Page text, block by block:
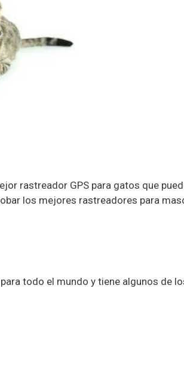
rastreador GPS para gatos que
los mejores rastreadores para
todo el mundo y tiene algunos de